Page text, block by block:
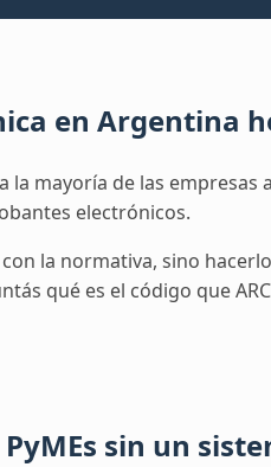
Descubri herramientas
en Argentina
mayoría de las empresas
electrónicos.
la normativa, sino
qué es el código que
sin un